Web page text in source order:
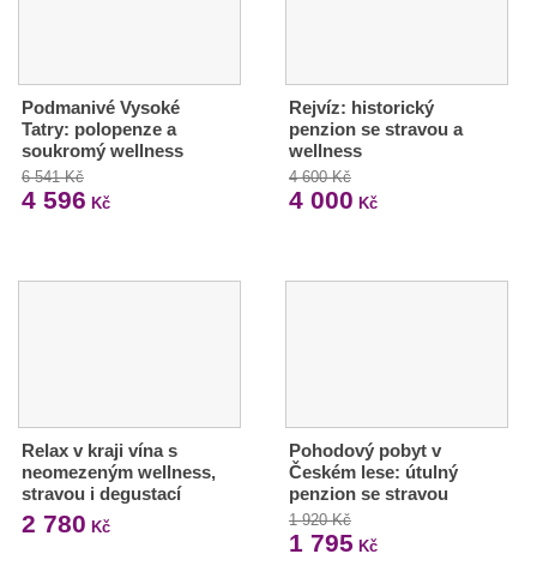
Podmanivé Vysoké
Tatry: polopenze a
soukromý wellness
6 541 Kč
4 596 Kč
Rejvíz: historický
penzion se stravou a
wellness
4 600 Kč
4 000 Kč
Relax v kraji vína s
neomezeným wellness,
stravou i degustací
2 780 Kč
Pohodový pobyt v
Českém lese: útulný
penzion se stravou
1 920 Kč
1 795 Kč